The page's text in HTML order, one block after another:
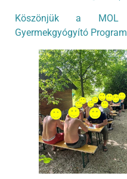
Köszönjük a MOL
Gyermekgyógyító